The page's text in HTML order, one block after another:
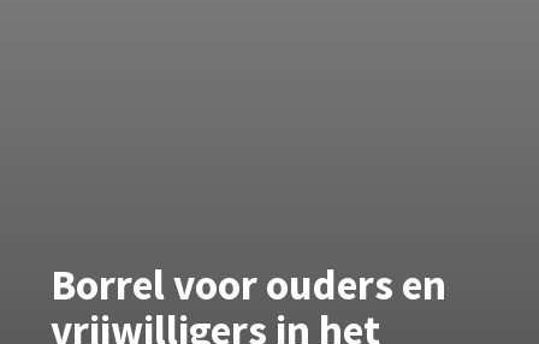
Borrel voor ouders en
vrijwilligers in het